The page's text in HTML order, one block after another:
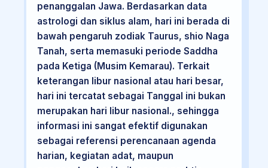
penanggalan Jawa. Berdasarkan data
astrologi dan siklus alam, hari ini berada di
bawah pengaruh zodiak Taurus, shio Naga
Tanah, serta memasuki periode Saddha
pada Ketiga (Musim Kemarau). Terkait
keterangan libur nasional atau hari besar,
hari ini tercatat sebagai Tanggal ini bukan
merupakan hari libur nasional., sehingga
informasi ini sangat efektif digunakan
sebagai referensi perencanaan agenda
harian, kegiatan adat, maupun